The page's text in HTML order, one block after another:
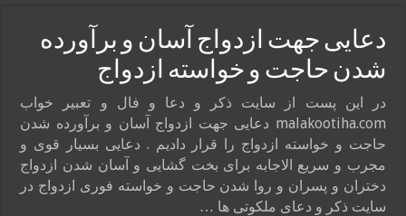
دعای مجرب برای فروش سریع کالا و رونق فروش مغازه | متن آیات، روش انجام و
دعای ایجاد عشق و محبت آتشین در قلب معشوق | متن دعا، روش خواندن
ختم آیات ۲ و ۳ سوره طلاق برای افزایش رزق و روزی | روش ختم، متن آیات و فضیلت
آیات قرآنی برای استجابت دعا و آسان شدن کارها و برآورده شدن حاجت
دعایی جهت ازدواج آسان و برآورده
شدن حاجت و خواسته ازدواج
در این پست از سایت ذکر و دعا و فال و تعبیر خواب
malakootiha.com دعایی جهت ازدواج آسان و برآورده شدن
حاجت و خواسته ازدواج را قرار دادیم . دعایی بسیار قوی و
مجرب و سریع الاجابه برای بخت گشایی و آسان شدن ازدواج
دختران و پسران و روا شدن حاجت و خواسته فوری ازدواج در
سایت ذکر و دعای ملکوتی ها …